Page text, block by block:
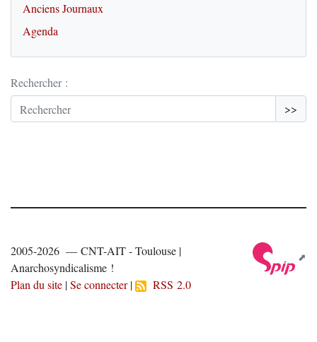
Anciens Journaux
Agenda
Rechercher :
>>
2005-2026 — CNT-AIT - Toulouse |
Anarchosyndicalisme !
Plan du site |Se connecter| RSS 2.0